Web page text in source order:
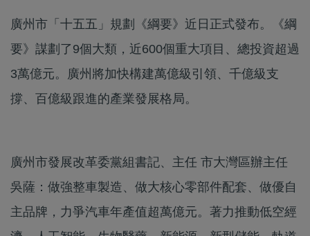
廣州市「十五五」規劃《綱要》近日正式發布。《綱
要》謀劃了9個大類，近600個重大項目、總投資超過
3萬億元。廣州將加快構建萬億級引領、千億級支
撐、百億級跟進的產業發展格局。
廣州市發展改革委黨組書記、主任 市大灣區辦主任
吳薩：做強整車製造、做大核心零部件配套、做優自
主品牌，力爭汽車年產值超萬億元。著力推動低空經